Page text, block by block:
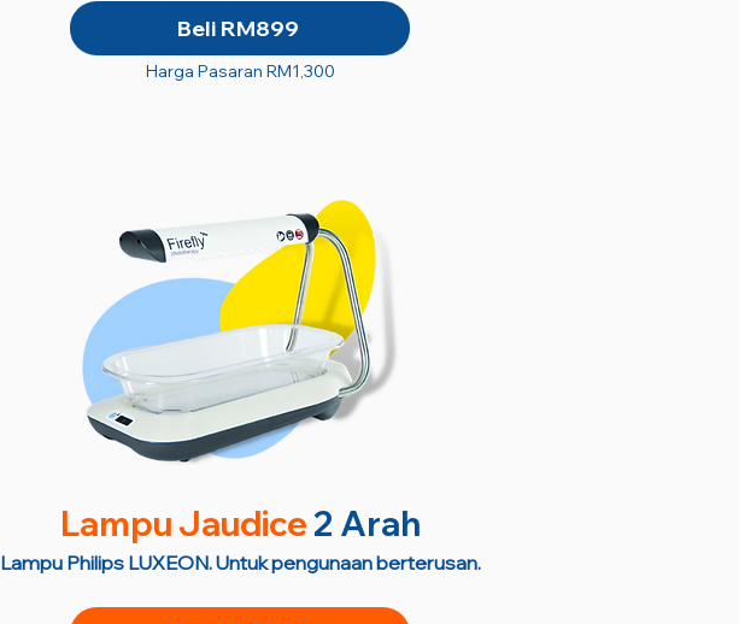
Beli RM899
Harga Pasaran RM1,300
Lampu Jaudice2 Arah
Lampu Philips LUXEON. Untuk pengunaan berterusan.